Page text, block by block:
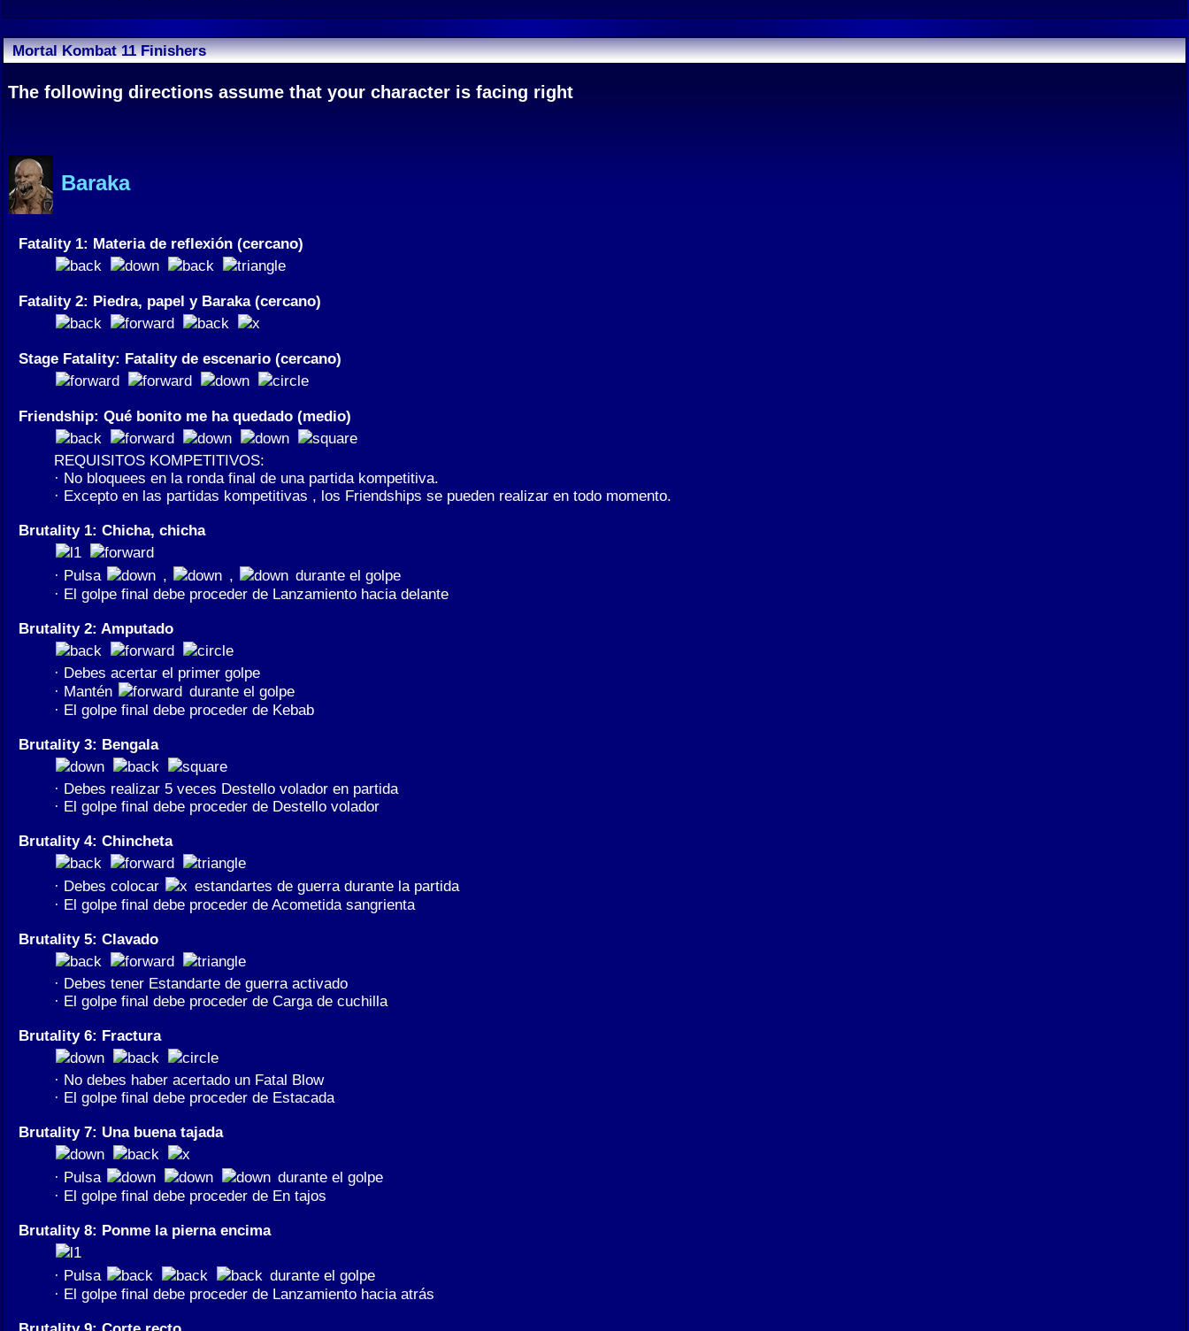
Mortal Kombat 11 Finishers
The following directions assume that your character is facing right
Baraka
Fatality 1: Materia de reflexión (cercano)
Fatality 2: Piedra, papel y Baraka (cercano)
Stage Fatality: Fatality de escenario (cercano)
Friendship: Qué bonito me ha quedado (medio)
REQUISITOS KOMPETITIVOS:
· No bloquees en la ronda final de una partida kompetitiva.
· Excepto en las partidas kompetitivas , los Friendships se pueden realizar en todo momento.
Brutality 1: Chicha, chicha
· Pulsa , ,
durante el golpe
· El golpe final debe proceder de Lanzamiento hacia delante
Brutality 2: Amputado
· Debes acertar el primer golpe
· Mantén
durante el golpe
· El golpe final debe proceder de Kebab
Brutality 3: Bengala
· Debes realizar 5 veces Destello volador en partida
· El golpe final debe proceder de Destello volador
Brutality 4: Chincheta
· Debes colocar
estandartes de guerra durante la partida
· El golpe final debe proceder de Acometida sangrienta
Brutality 5: Clavado
· Debes tener Estandarte de guerra activado
· El golpe final debe proceder de Carga de cuchilla
Brutality 6: Fractura
· No debes haber acertado un Fatal Blow
· El golpe final debe proceder de Estacada
Brutality 7: Una buena tajada
· Pulsa
durante el golpe
· El golpe final debe proceder de En tajos
Brutality 8: Ponme la pierna encima
· Pulsa
durante el golpe
· El golpe final debe proceder de Lanzamiento hacia atrás